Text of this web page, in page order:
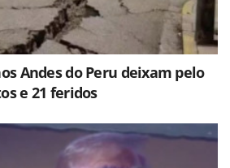
Andes do Peru deixam pelo
e 21 feridos